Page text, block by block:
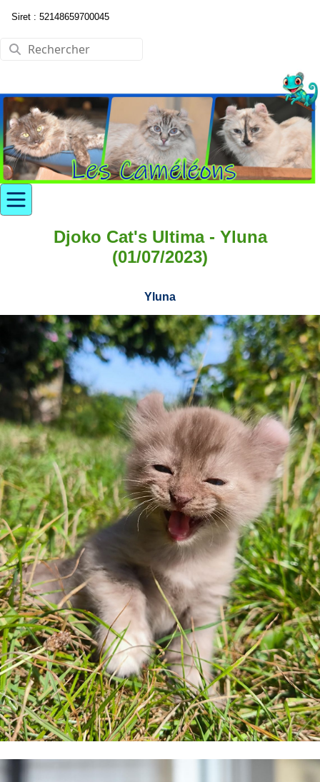
Siret : 52148659700045
Djoko Cat's Ultima - Yluna
(01/07/2023)
Yluna